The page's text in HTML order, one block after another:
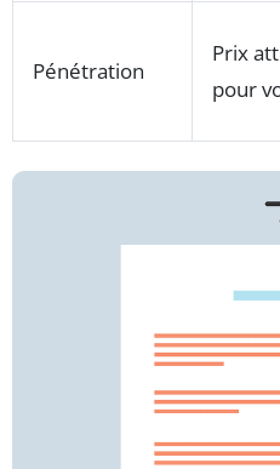
Pénétration
Prix
pour